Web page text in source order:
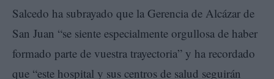
Salcedo ha subrayado que la Gerencia de Alcázar de
San Juan “se siente especialmente orgullosa de haber
formado parte de vuestra trayectoria” y ha recordado
que “este hospital y sus centros de salud seguirán